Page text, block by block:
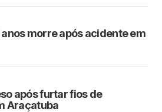
morre após acidente em
após furtar fios de
Araçatuba